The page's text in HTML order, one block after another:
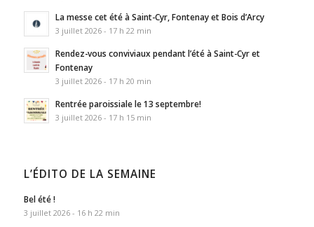
La messe cet été à Saint-Cyr, Fontenay et Bois d’Arcy
3 juillet 2026 - 17 h 22 min
Rendez-vous conviviaux pendant l’été à Saint-Cyr et
Fontenay
3 juillet 2026 - 17 h 20 min
Rentrée paroissiale le 13 septembre!
3 juillet 2026 - 17 h 15 min
L’ÉDITO DE LA SEMAINE
Bel été !
3 juillet 2026 - 16 h 22 min